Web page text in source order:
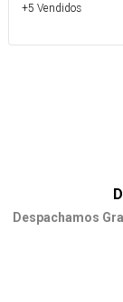
+5 Vendidos
Despachamos